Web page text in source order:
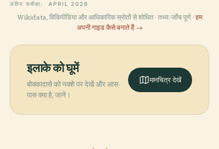
अंतिम समीक्षा: APRIL 2026
Wikidata, विकिपीडिया और आधिकारिक स्रोतों से शोधित · तथ्य-जाँच पूर्ण · हम
अपनी गाइड कैसे बनाते हैं →
इलाके को घूमें
बोक्कादासे को नक्शे पर देखें और आस-
पास क्या है, जानें।
मानचित्र देखें